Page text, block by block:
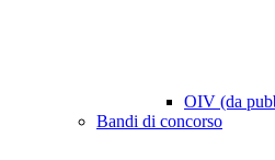
OIV (da
Bandi di concorso